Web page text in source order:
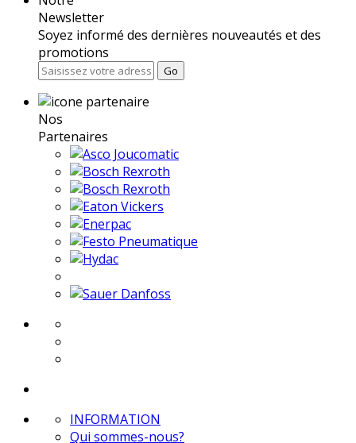
Newsletter
Soyez informé des dernières nouveautés et des
promotions
Go
Nos
Partenaires
INFORMATION
Qui sommes-nous?